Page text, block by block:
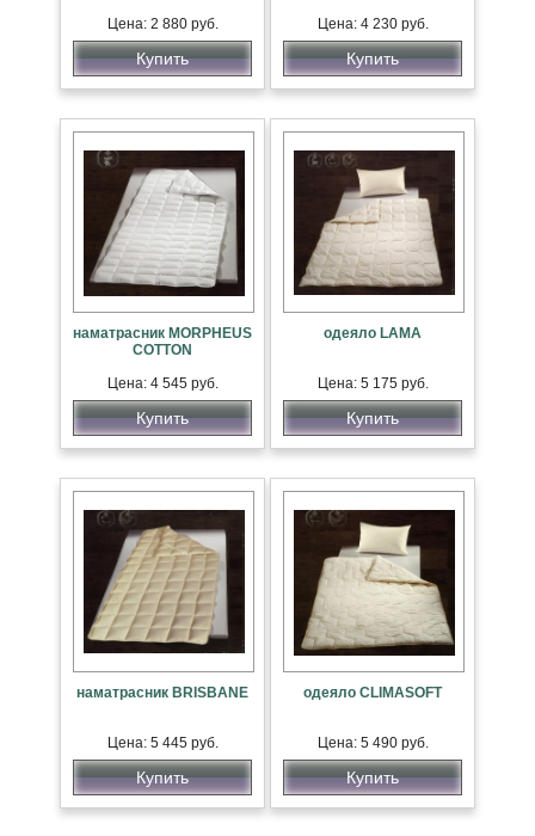
Цена: 2 880 руб.
Купить
Цена: 4 230 руб.
Купить
наматрасник MORPHEUS
COTTON
Цена: 4 545 руб.
Купить
одеяло LAMA
Цена: 5 175 руб.
Купить
наматрасник BRISBANE
Цена: 5 445 руб.
Купить
одеяло CLIMASOFT
Цена: 5 490 руб.
Купить